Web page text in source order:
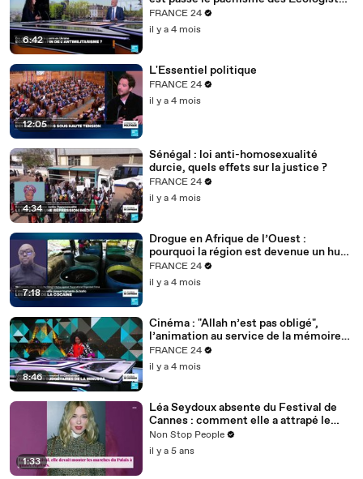
6:42
?
FRANCE 24
il y a 4 mois
12:05
L'Essentiel politique
FRANCE 24
il y a 4 mois
4:34
Sénégal : loi anti-homosexualité
durcie, quels effets sur la justice ?
FRANCE 24
il y a 4 mois
7:18
Drogue en Afrique de l’Ouest :
pourquoi la région est devenue un hub
mondial
FRANCE 24
il y a 4 mois
8:46
Cinéma : "Allah n’est pas obligé",
l’animation au service de la mémoire
des enfants-soldats
FRANCE 24
il y a 4 mois
1:33
Léa Seydoux absente du Festival de
Cannes : comment elle a attrapé le
Covid
Non Stop People
il y a 5 ans